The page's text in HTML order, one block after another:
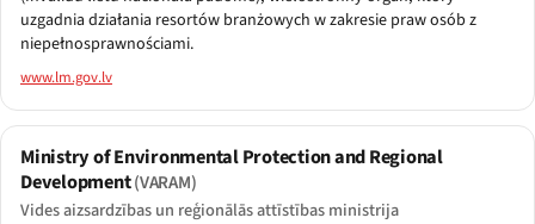
uzgadnia działania resortów branżowych w zakresie praw osób z
niepełnosprawnościami.
www.lm.gov.lv
Ministry of Environmental Protection and Regional
Development(VARAM)
Vides aizsardzības un reģionālās attīstības ministrija